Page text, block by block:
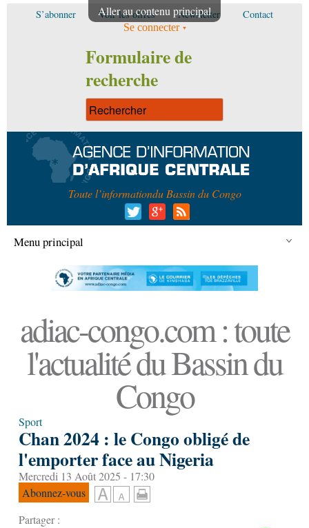
Aller au contenu principal
S’abonner Voir les offres Newsletter Contact
Se connecter
Formulaire de
recherche
Toute l’informationdu Bassin du Congo
Menu principal
adiac-congo.com : toute
l'actualité du Bassin du
Congo
Sport
Chan 2024 : le Congo obligé de
l'emporter face au Nigeria
Mercredi 13 Août 2025 - 17:30
Abonnez-vous
Partager :